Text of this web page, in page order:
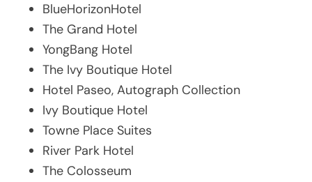
BlueHorizonHotel
The Grand Hotel
YongBang Hotel
The Ivy Boutique Hotel
Hotel Paseo, Autograph Collection
Ivy Boutique Hotel
Towne Place Suites
River Park Hotel
The Colosseum